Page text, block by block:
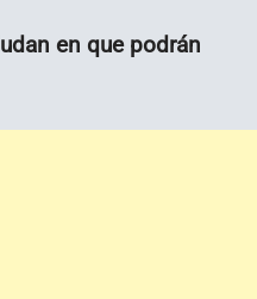
en que podrán